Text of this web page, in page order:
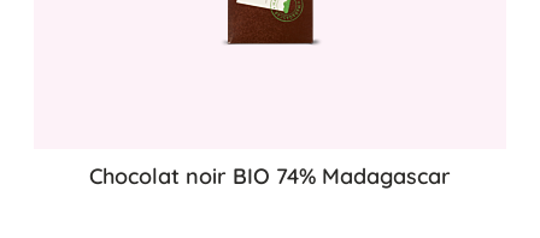
Chocolat noir BIO 74% Madagascar